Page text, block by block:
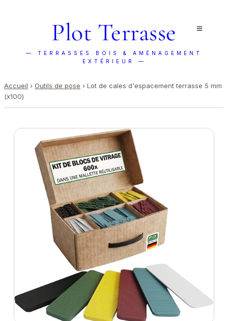
Plot Terrasse
— TERRASSES BOIS & AMÉNAGEMENT
EXTÉRIEUR —
Accueil › Outils de pose › Lot de cales d'espacement terrasse 5 mm
(x100)